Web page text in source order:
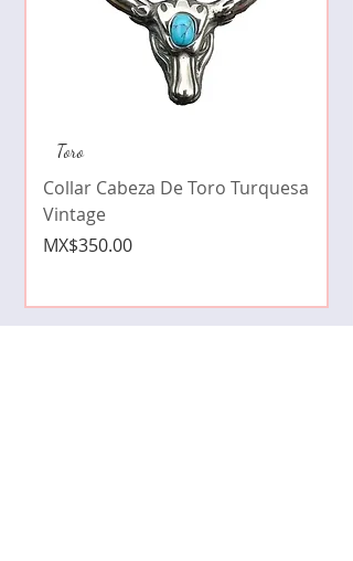
Toro
Collar Cabeza De Toro Turquesa
Vintage
Price
MX$350.00